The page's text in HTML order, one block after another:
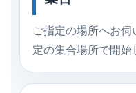
ご指定の場所へお
定の集合場所で開始